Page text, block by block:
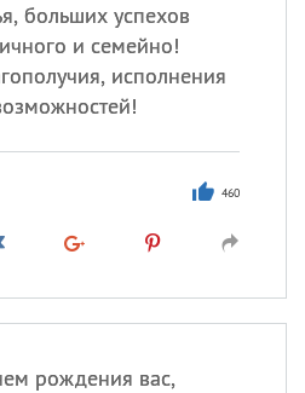
больших успехов
и семейно!
исполнения
460
рождения вас,